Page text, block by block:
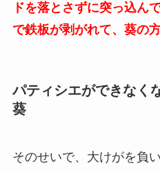
ドを落とさずに突っ込ん
で鉄板が剥がれて、葵の方
パティシエができなく
葵
そのせいで、大けがを負